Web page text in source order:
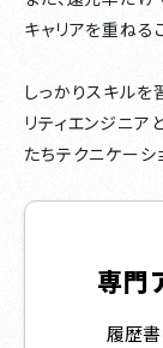
キャリアを重ねる
しっかりスキルを
リティエンジニア
たちテクニケーシ
専門
履歴